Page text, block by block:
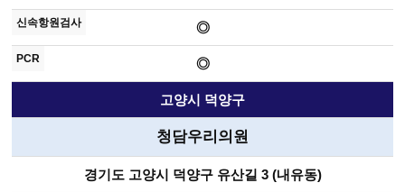
◎
◎
고양시 덕양구
청담우리의원
경기도 고양시 덕양구 유산길 3 (내유동)